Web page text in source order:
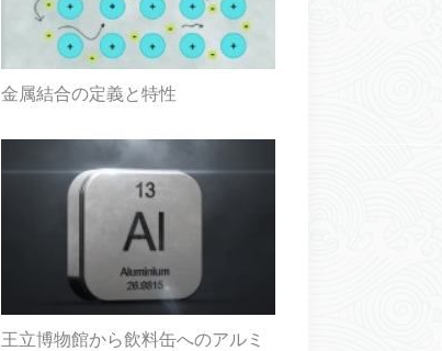
金属結合の定義と特性
王立博物館から飲料缶へのアルミ